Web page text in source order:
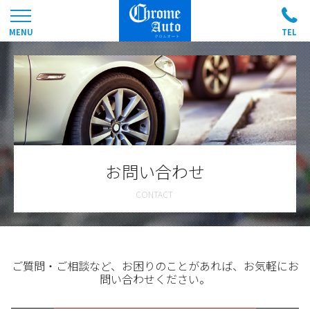
お問い合わせ
ご質問・ご相談など、お困りのことがあれば、お気軽にお
問い合わせください。